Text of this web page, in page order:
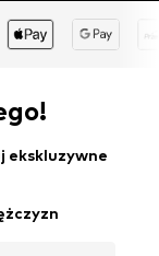
ekskluzywne